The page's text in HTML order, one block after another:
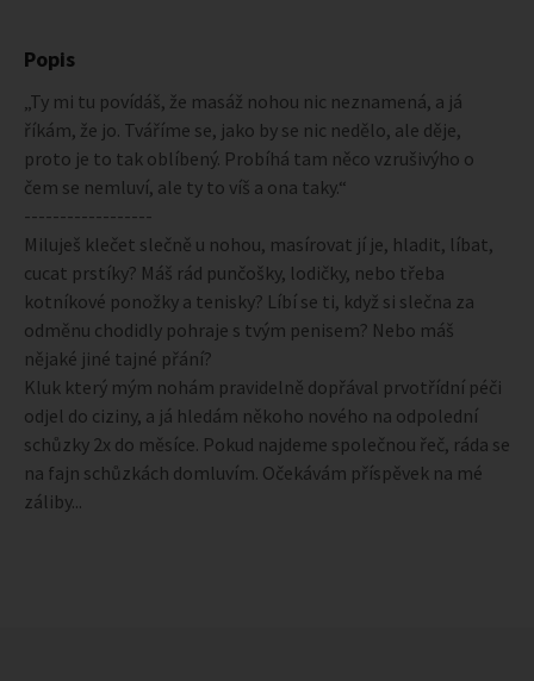
Popis
„Ty mi tu povídáš, že masáž nohou nic neznamená, a já
říkám, že jo. Tváříme se, jako by se nic nedělo, ale děje,
proto je to tak oblíbený. Probíhá tam něco vzrušivýho o
čem se nemluví, ale ty to víš a ona taky.“
------------------
Miluješ klečet slečně u nohou, masírovat jí je, hladit, líbat,
cucat prstíky? Máš rád punčošky, lodičky, nebo třeba
kotníkové ponožky a tenisky? Líbí se ti, když si slečna za
odměnu chodidly pohraje s tvým penisem? Nebo máš
nějaké jiné tajné přání?
Kluk který mým nohám pravidelně dopřával prvotřídní péči
odjel do ciziny, a já hledám někoho nového na odpolední
schůzky 2x do měsíce. Pokud najdeme společnou řeč, ráda se
na fajn schůzkách domluvím. Očekávám příspěvek na mé
záliby...